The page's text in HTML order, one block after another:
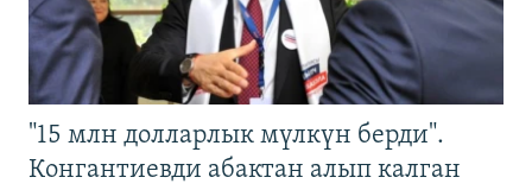
"15 млн долларлык мүлкүн берди".
Конгантиевди абактан алып калган